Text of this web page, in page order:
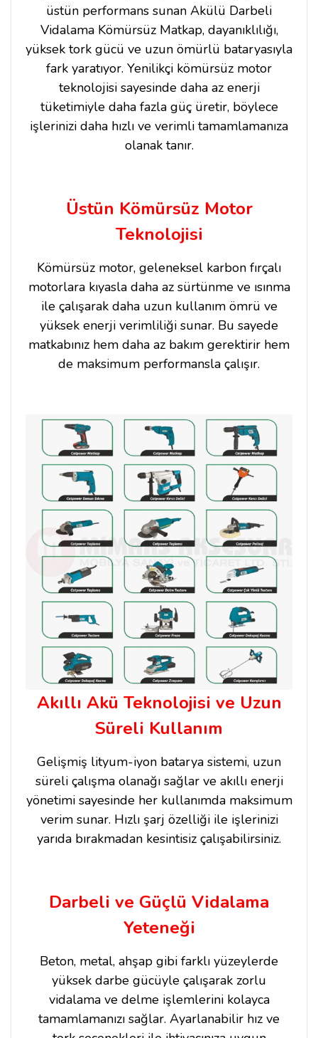
üstün performans sunan Akülü Darbeli
Vidalama Kömürsüz Matkap, dayanıklılığı,
yüksek tork gücü ve uzun ömürlü bataryasıyla
fark yaratıyor. Yenilikçi kömürsüz motor
teknolojisi sayesinde daha az enerji
tüketimiyle daha fazla güç üretir, böylece
işlerinizi daha hızlı ve verimli tamamlamanıza
olanak tanır.
Üstün Kömürsüz Motor
Teknolojisi
Kömürsüz motor, geleneksel karbon fırçalı
motorlara kıyasla daha az sürtünme ve ısınma
ile çalışarak daha uzun kullanım ömrü ve
yüksek enerji verimliliği sunar. Bu sayede
matkabınız hem daha az bakım gerektirir hem
de maksimum performansla çalışır.
Akıllı Akü Teknolojisi ve Uzun
Süreli Kullanım
Gelişmiş lityum-iyon batarya sistemi, uzun
süreli çalışma olanağı sağlar ve akıllı enerji
yönetimi sayesinde her kullanımda maksimum
verim sunar. Hızlı şarj özelliği ile işlerinizi
yarıda bırakmadan kesintisiz çalışabilirsiniz.
Darbeli ve Güçlü Vidalama
Yeteneği
Beton, metal, ahşap gibi farklı yüzeylerde
yüksek darbe gücüyle çalışarak zorlu
vidalama ve delme işlemlerini kolayca
tamamlamanızı sağlar. Ayarlanabilir hız ve